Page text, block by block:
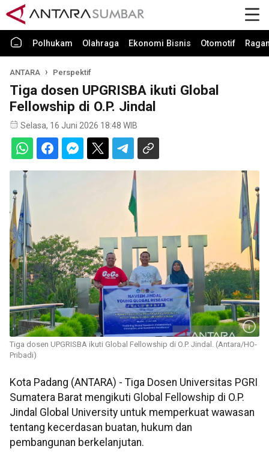
Polhukam Olahraga Ekonomi Bisnis Otomotif
ANTARA Perspektif
Tiga dosen UPGRISBA ikuti Global
Fellowship di O.P. Jindal
Selasa, 16 Juni 2026 18:48 WIB
Tiga dosen UPGRISBA ikuti Global Fellowship di O.P. Jindal. (Antara/HO-
Pribadi)
Kota Padang (ANTARA) - Tiga Dosen Universitas PGRI
Sumatera Barat mengikuti Global Fellowship di O.P.
Jindal Global University untuk memperkuat wawasan
tentang kecerdasan buatan, hukum dan
pembangunan berkelanjutan.